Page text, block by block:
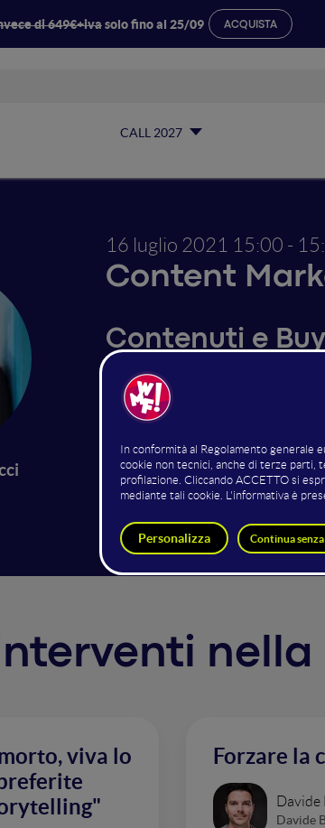
di 649€+ivasolo fino al 25/09 ACQUISTA
CALL 2027
16 luglio 2021 15:00 -
Content
Contenuti e
canali per ogni
Troppo spesso nel mondo del
su questo aspetto ci farà
intervento mostrerò un
nella
viva lo
Forzare la
Davide
Davide